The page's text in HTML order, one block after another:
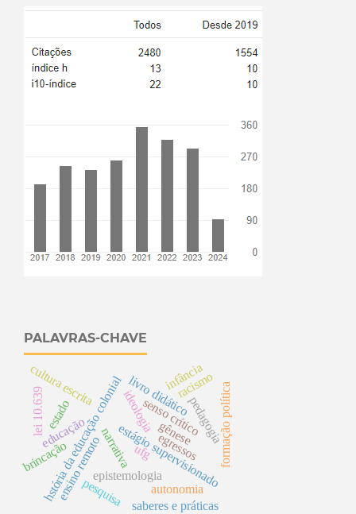
PALAVRAS-CHAVE
narrativa
hstória da educação colonial
cultura escrita
epistemologia
pesquisa
educação senso crítico
estágio supervisionado
pedagogia
livro didático
gênese
ideologia
estado formação política
autonomia
ufg
brincação
infância
saberes e práticas
lei 10.639
racismo
egressos
ensino remoto